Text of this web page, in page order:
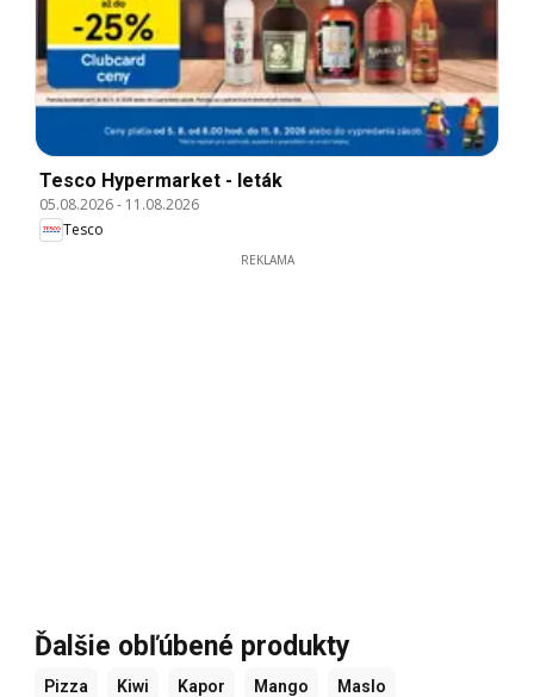
Tesco Hypermarket - leták
05.08.2026- 11.08.2026
Tesco
REKLAMA
Ďalšie obľúbené produkty
Pizza Kiwi Kapor Mango Maslo